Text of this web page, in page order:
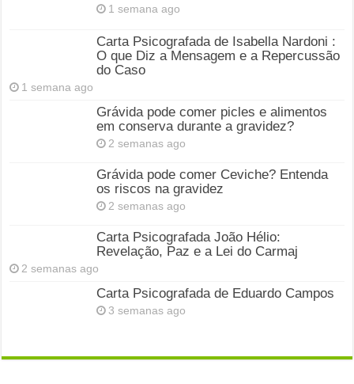
1 semana ago
Carta Psicografada de Isabella Nardoni :
O que Diz a Mensagem e a Repercussão
do Caso
1 semana ago
Grávida pode comer picles e alimentos
em conserva durante a gravidez?
2 semanas ago
Grávida pode comer Ceviche? Entenda
os riscos na gravidez
2 semanas ago
Carta Psicografada João Hélio:
Revelação, Paz e a Lei do Carmaj
2 semanas ago
Carta Psicografada de Eduardo Campos
3 semanas ago